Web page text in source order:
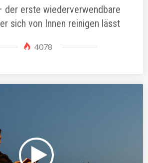
der erste wiederverwendbare
sich von Innen reinigen lässt
4078